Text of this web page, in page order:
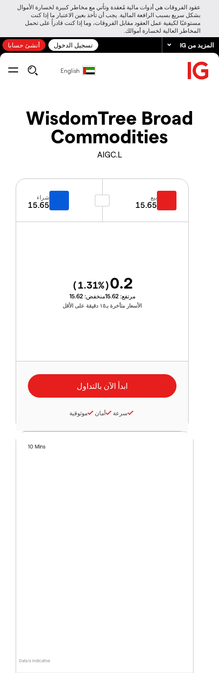
عقود الفروقات هي أدوات مالية مُعقدة وتأتي مع مخاطر كبيرة لخسارة الأموال
بشكل سريع بسبب الرافعة المالية. يجب أن تأخذ بعين الاعتبار ما إذا كنت
مستوعبًا لكيفية عمل العقود مقابل الفروقات، وما إذا كنت قادراً على تحمل
المخاطر العالية لخسارة أموالك.
المزيد من IG تسجيل الدخول أنشئ حسابا
English
WisdomTree Broad
Commodities
AIGC.L
بيع
15.65
شراء
15.65
0.2
(
1.31%)
مرتفع:15.62منخفض:15.62
الأسعار متأخرة بـ١٥ دقيقة على الأقل
سرعة أمان موثوقية
Data is indicative
10 Mins